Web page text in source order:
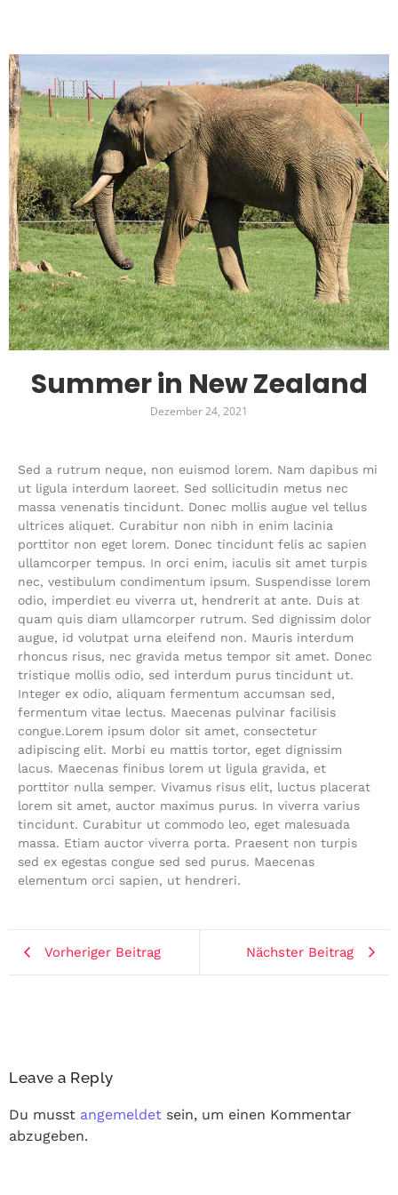
Summer in New Zealand
Dezember 24, 2021
Sed a rutrum neque, non euismod lorem. Nam dapibus mi
ut ligula interdum laoreet. Sed sollicitudin metus nec
massa venenatis tincidunt. Donec mollis augue vel tellus
ultrices aliquet. Curabitur non nibh in enim lacinia
porttitor non eget lorem. Donec tincidunt felis ac sapien
ullamcorper tempus. In orci enim, iaculis sit amet turpis
nec, vestibulum condimentum ipsum. Suspendisse lorem
odio, imperdiet eu viverra ut, hendrerit at ante. Duis at
quam quis diam ullamcorper rutrum. Sed dignissim dolor
augue, id volutpat urna eleifend non. Mauris interdum
rhoncus risus, nec gravida metus tempor sit amet. Donec
tristique mollis odio, sed interdum purus tincidunt ut.
Integer ex odio, aliquam fermentum accumsan sed,
fermentum vitae lectus. Maecenas pulvinar facilisis
congue.Lorem ipsum dolor sit amet, consectetur
adipiscing elit. Morbi eu mattis tortor, eget dignissim
lacus. Maecenas finibus lorem ut ligula gravida, et
porttitor nulla semper. Vivamus risus elit, luctus placerat
lorem sit amet, auctor maximus purus. In viverra varius
tincidunt. Curabitur ut commodo leo, eget malesuada
massa. Etiam auctor viverra porta. Praesent non turpis
sed ex egestas congue sed sed purus. Maecenas
elementum orci sapien, ut hendreri.
Vorheriger Beitrag Nächster Beitrag
Leave a Reply
Du musst angemeldet sein, um einen Kommentar
abzugeben.